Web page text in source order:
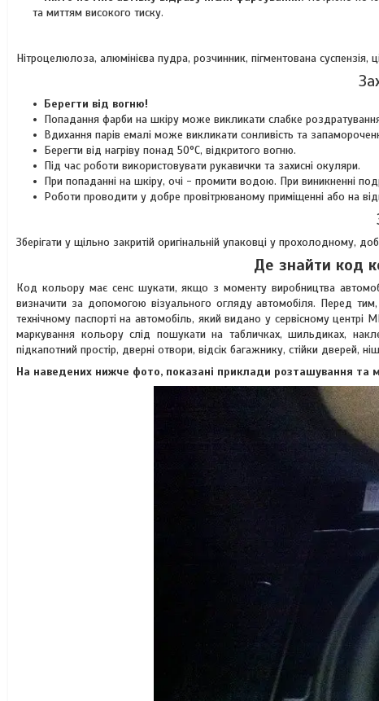
та миттям високого тиску.
Нітроцелюлоза, алюмінієва пудра, розчинник, пігментована суспензія,
Берегти від вогню!
Попадання фарби на шкіру може викликати слабке
Вдихання парів емалі може викликати сонливість та
Берегти від нагріву понад 50°C, відкритого вогню.
Під час роботи використовувати рукавички та захисні окуляри.
При попаданні на шкіру, очі - промити водою. При виникненні
Роботи проводити у добре провітрюваному приміщенні або на
Зберігати у щільно закритій оригінальній упаковці у прохолодному,
Де знайти код
Код кольору має сенс шукати, якщо з моменту виробництва
визначити за допомогою візуального огляду автомобіля. Перед
технічному паспорті на автомобіль, який видано у сервісному
маркування кольору слід пошукати на табличках, шильдиках,
підкапотний простір, дверні отвори, відсік багажнику, стійки дверей,
На наведених нижче фото, показані приклади розташування та